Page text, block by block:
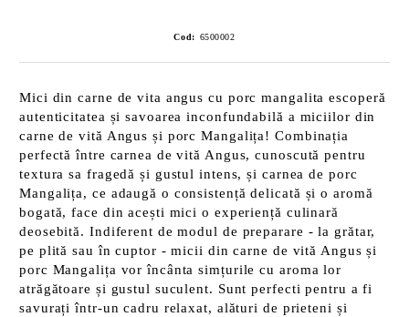
Cod: 6500002
Mici din carne de vita angus cu porc mangalita escoperă
autenticitatea și savoarea inconfundabilă a miciilor din
carne de vită Angus și porc Mangalița! Combinația
perfectă între carnea de vită Angus, cunoscută pentru
textura sa fragedă și gustul intens, și carnea de porc
Mangalița, ce adaugă o consistență delicată și o aromă
bogată, face din acești mici o experiență culinară
deosebită. Indiferent de modul de preparare - la grătar,
pe plită sau în cuptor - micii din carne de vită Angus și
porc Mangalița vor încânta simțurile cu aroma lor
atrăgătoare și gustul suculent. Sunt perfecti pentru a fi
savurați într-un cadru relaxat, alături de prieteni și